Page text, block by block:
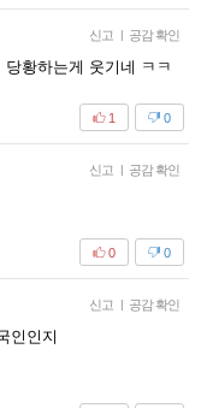
신고 | 공감 확인
황하는게 웃기네 ㅋㅋ
0
1
신고 | 공감 확인
0
0
신고 | 공감 확인
인인지